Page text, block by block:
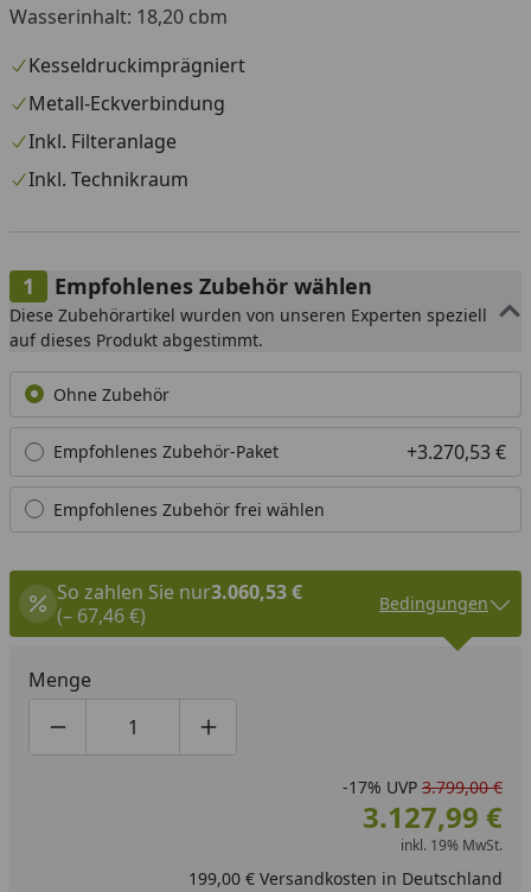
Wasserinhalt: 18,20 cbm
Kesseldruckimprägniert
Metall-Eckverbindung
Inkl. Filteranlage
Inkl. Technikraum
Empfohlenes Zubehör wählen
Diese Zubehörartikel wurden von unseren Experten speziell
auf dieses Produkt abgestimmt.
Ohne Zubehör
Empfohlenes Zubehör-Paket +3.270,53 €
Empfohlenes Zubehör frei wählen
So zahlen Sie nur3.060,53 €
(– 67,46 €)
Bedingungen
Menge
Produktmenge um eins verringern
Produktmenge manuell eingeben
Produktmenge um eins erhöhen
-17% UVP 3.799,00 €
3.127,99 €
inkl. 19% MwSt.
199,00 € Versandkosten in Deutschland